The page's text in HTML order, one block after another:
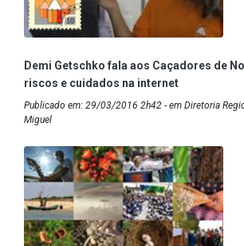
Demi Getschko fala aos Caçadores de
riscos e cuidados na internet
Publicado em: 29/03/2016 2h42 - em Diretoria
Miguel